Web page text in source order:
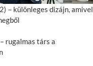
– különleges dizájn, amivel
rugalmas társ a